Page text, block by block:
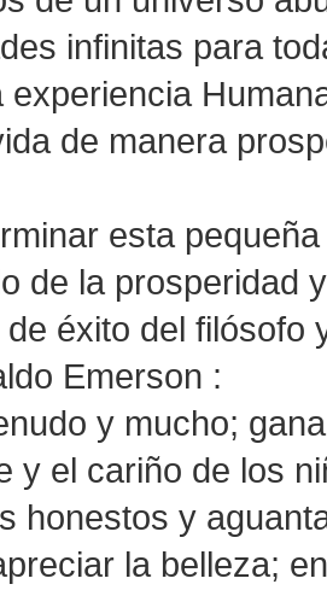
infinitas para
experiencia
de manera
esta
de la prosperidad
éxito del filósofo
Emerson :
y mucho;
y el cariño de los
honestos y
la belleza;